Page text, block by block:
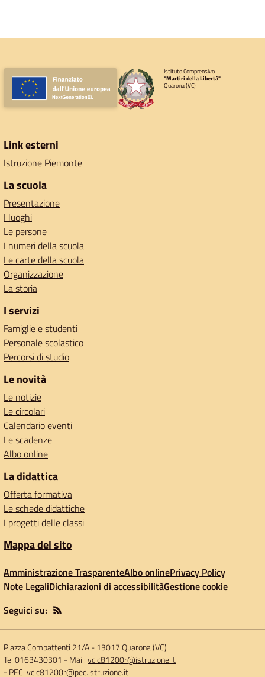
Istituto Comprensivo
"Martiri della Libertà"
Quarona (VC)
Link esterni
Istruzione Piemonte
La scuola
Presentazione
I luoghi
Le persone
I numeri della scuola
Le carte della scuola
Organizzazione
La storia
I servizi
Famiglie e studenti
Personale scolastico
Percorsi di studio
Le novità
Le notizie
Le circolari
Calendario eventi
Le scadenze
Albo online
La didattica
Offerta formativa
Le schede didattiche
I progetti delle classi
Mappa del sito
Amministrazione TrasparenteAlbo onlinePrivacy Policy
Note LegaliDichiarazioni di accessibilitàGestione cookie
Seguici su:
Piazza Combattenti 21/A-13017 Quarona (VC)
Tel 0163430301 - Mail:vcic81200r@istruzione.it
- PEC:vcic81200r@pec.istruzione.it